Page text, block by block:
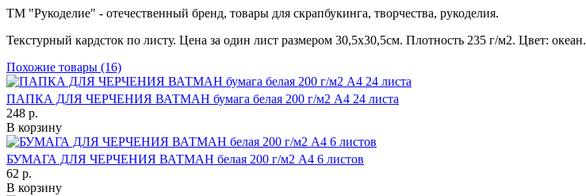
ТМ "Рукоделие" - отечественный бренд, товары для скрапбукинга, творчества, рукоделия.
Текстурный кардсток по листу. Цена за один лист размером 30,5х30,5см. Плотность 235 г/м2. Цвет: океан.
Похожие товары (16)
ПАПКА ДЛЯ ЧЕРЧЕНИЯ ВАТМАН бумага белая 200 г/м2 А4 24 листа
248 р.
В корзину
БУМАГА ДЛЯ ЧЕРЧЕНИЯ ВАТМАН белая 200 г/м2 А4 6 листов
62 р.
В корзину